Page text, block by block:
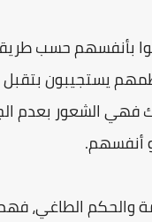
بأنفسهم حسب
يستجيبون بتقبل
فهي الشعور بعدم
أنفسهم.
والحكم الطاغي،